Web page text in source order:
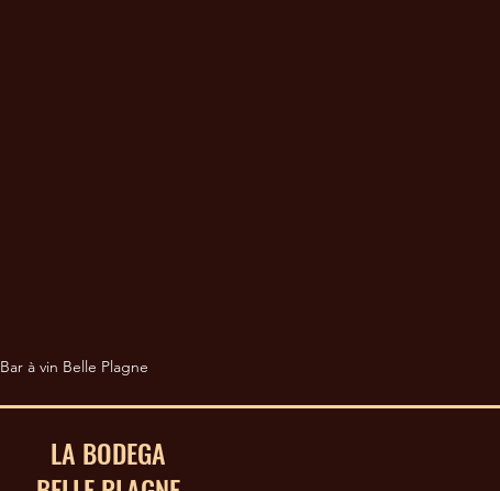
Bar à vin Belle Plagne
LA BODEGA